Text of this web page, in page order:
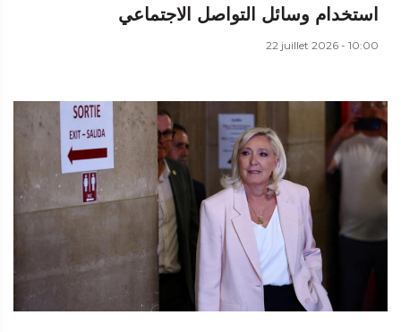
استخدام وسائل التواصل الاجتماعي
22 juillet 2026 - 10:00